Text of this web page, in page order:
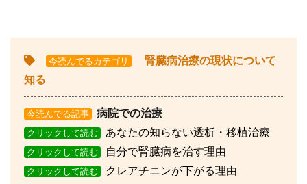
今読んでるカテゴリ
腎臓病治療の現状について
知る
今読んでる記事 病院での治療
クリックして読む あなたの知らない透析・移植治療
クリックして読む 自分で腎臓病を治す理由
クリックして読む クレアチニンが下がる理由